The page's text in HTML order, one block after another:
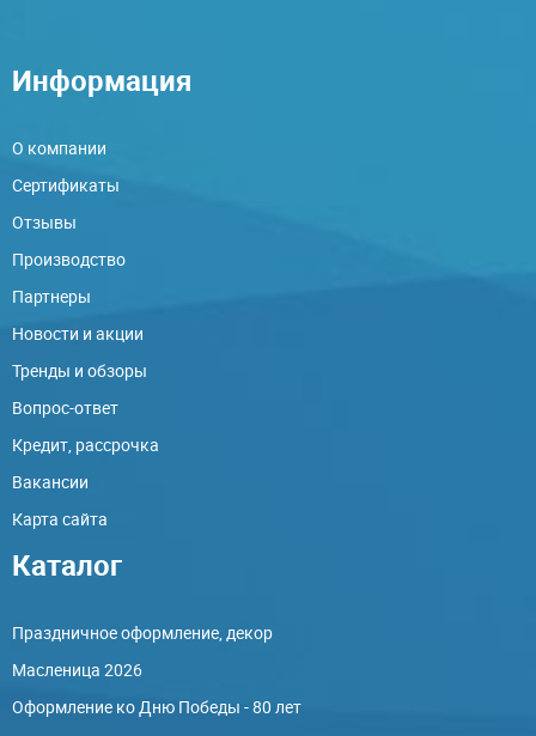
Информация
О компании
Сертификаты
Отзывы
Производство
Партнеры
Новости и акции
Тренды и обзоры
Вопрос-ответ
Кредит, рассрочка
Вакансии
Карта сайта
Каталог
Праздничное оформление, декор
Масленица 2026
Оформление ко Дню Победы - 80 лет